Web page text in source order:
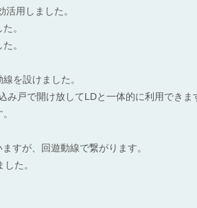
活用しました。
。
。
を設けました。
み戸で開け放してLDと一体的に利用できま
すが、回遊動線で繋がります。
た。